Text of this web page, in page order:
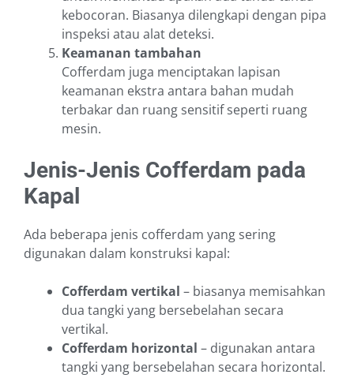
kebocoran. Biasanya dilengkapi dengan pipa
inspeksi atau alat deteksi.
Keamanan tambahan
Cofferdam juga menciptakan lapisan
keamanan ekstra antara bahan mudah
terbakar dan ruang sensitif seperti ruang
mesin.
Jenis-Jenis Cofferdam pada
Kapal
Ada beberapa jenis cofferdam yang sering
digunakan dalam konstruksi kapal:
Cofferdam vertikal – biasanya memisahkan
dua tangki yang bersebelahan secara
vertikal.
Cofferdam horizontal – digunakan antara
tangki yang bersebelahan secara horizontal.